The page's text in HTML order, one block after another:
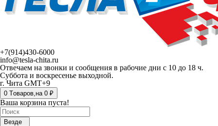
+7(914)430-6000
info@tesla-chita.ru
Отвечаем на звонки и сообщения в рабочие дни с 10 до 18 ч.
Суббота и воскресенье выходной.
г. Чита GMT+9
0 Tоваров,на 0 ₽
Ваша корзина пуста!
Везде